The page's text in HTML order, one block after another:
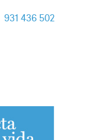
931 436 502